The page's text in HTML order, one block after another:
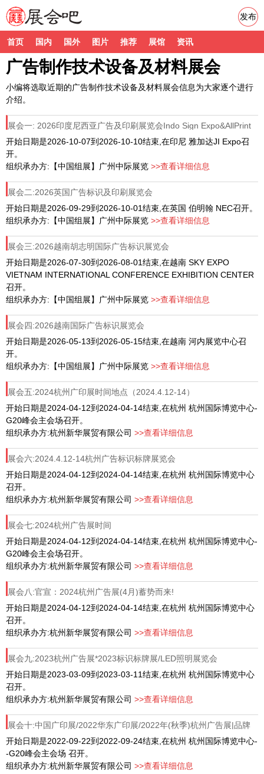
首页 国内 国外 图片 推荐 展馆 资讯
发布
广告制作技术设备及材料展会
小编将选取近期的广告制作技术设备及材料展会信息为大家逐个进行
介绍。
展会一: 2026印度尼西亚广告及印刷展览会Indo Sign Expo&AllPrint
开始日期是2026-10-07到2026-10-10结束,在印尼 雅加达JI Expo召
开。
组织承办方:【中国组展】广州中际展览 >>查看详细信息
展会二:2026英国广告标识及印刷展览会
开始日期是2026-09-29到2026-10-01结束,在英国 伯明翰 NEC召开。
组织承办方:【中国组展】广州中际展览 >>查看详细信息
展会三:2026越南胡志明国际广告标识展览会
开始日期是2026-07-30到2026-08-01结束,在越南 SKY EXPO
VIETNAM INTERNATIONAL CONFERENCE EXHIBITION CENTER
召开。
组织承办方:【中国组展】广州中际展览 >>查看详细信息
展会四:2026越南国际广告标识展览会
开始日期是2026-05-13到2026-05-15结束,在越南 河内展览中心召
开。
组织承办方:【中国组展】广州中际展览 >>查看详细信息
展会五:2024杭州广印展时间地点（2024.4.12-14）
开始日期是2024-04-12到2024-04-14结束,在杭州 杭州国际博览中心-
G20峰会主会场召开。
组织承办方:杭州新华展贸有限公司 >>查看详细信息
展会六:2024.4.12-14杭州广告标识标牌展览会
开始日期是2024-04-12到2024-04-14结束,在杭州 杭州国际博览中心
召开。
组织承办方:杭州新华展贸有限公司 >>查看详细信息
展会七:2024杭州广告展时间
开始日期是2024-04-12到2024-04-14结束,在杭州 杭州国际博览中心-
G20峰会主会场召开。
组织承办方:杭州新华展贸有限公司 >>查看详细信息
展会八:官宣：2024杭州广告展(4月)蓄势而来!
开始日期是2024-04-12到2024-04-14结束,在杭州 杭州国际博览中心
召开。
组织承办方:杭州新华展贸有限公司 >>查看详细信息
展会九:2023杭州广告展*2023标识标牌展/LED照明展览会
开始日期是2023-03-09到2023-03-11结束,在杭州 杭州国际博览中心
召开。
组织承办方:杭州新华展贸有限公司 >>查看详细信息
展会十:中国广印展/2022华东广印展/2022年(秋季)杭州广告展|品牌
开始日期是2022-09-22到2022-09-24结束,在杭州 杭州国际博览中心-
-G20峰会主会场 召开。
组织承办方:杭州新华展贸有限公司 >>查看详细信息